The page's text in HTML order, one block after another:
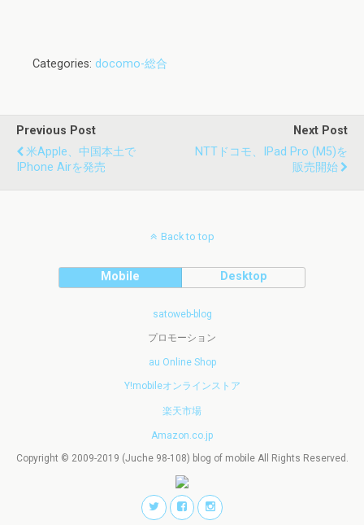
Categories: docomo-総合
Previous Post
米Apple、中国本土で
IPhone Airを発売
Next Post
NTTドコモ、iPad Pro (M5)を
販売開始
Back to top
Mobile Desktop
satoweb-blog
プロモーション
au Online Shop
Y!mobileオンラインストア
楽天市場
Amazon.co.jp
Copyright © 2009-2019 (Juche 98-108) blog of mobile All Rights Reserved.